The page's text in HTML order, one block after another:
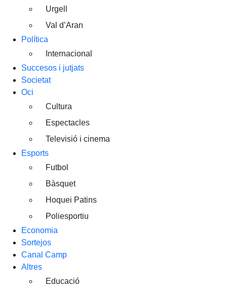
Urgell
Val d’Aran
Política
Internacional
Succesos i jutjats
Societat
Oci
Cultura
Espectacles
Televisió i cinema
Esports
Futbol
Bàsquet
Hoquei Patins
Poliesportiu
Economia
Sortejos
Canal Camp
Altres
Educació